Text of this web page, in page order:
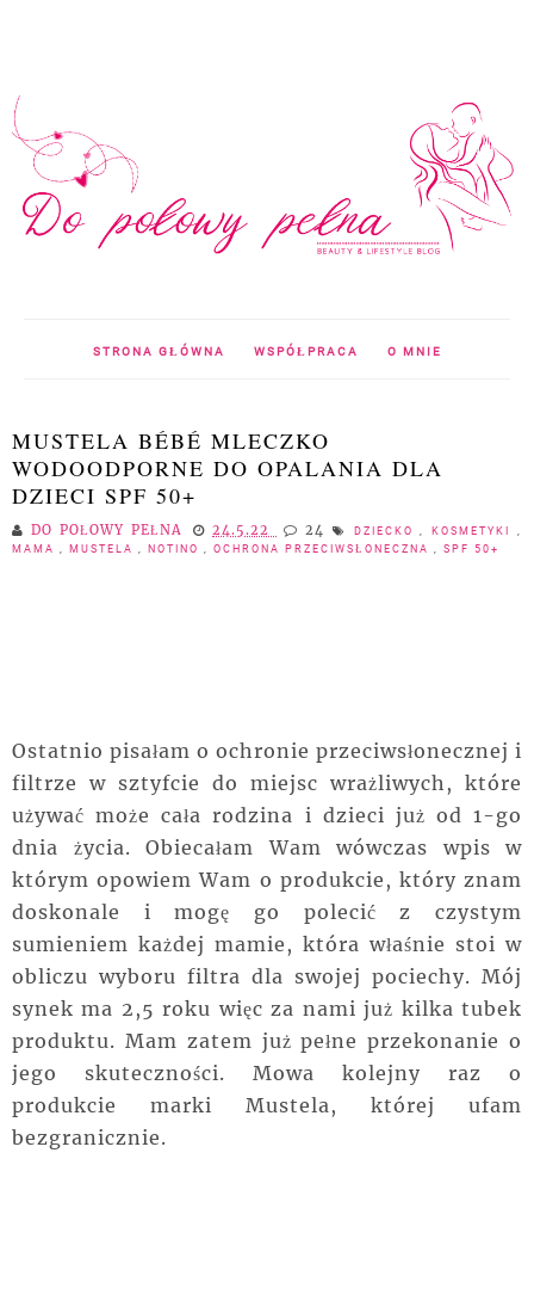
STRONA GŁÓWNA WSPÓŁPRACA O MNIE
MUSTELA BÉBÉ MLECZKO
WODOODPORNE DO OPALANIA DLA
DZIECI SPF 50+
DO POŁOWY PEŁNA 24.5.22 24 DZIECKO KOSMETYKI
MAMA
MUSTELA NOTINO OCHRONA PRZECIWSŁONECZNA SPF 50+
Ostatnio pisałam o ochronie przeciwsłonecznej i
filtrze w sztyfcie do miejsc wrażliwych, które
używać może cała rodzina i dzieci już od 1-go
dnia życia. Obiecałam Wam wówczas wpis w
którym opowiem Wam o produkcie, który znam
doskonale i mogę go polecić z czystym
sumieniem każdej mamie, która właśnie stoi w
obliczu wyboru filtra dla swojej pociechy. Mój
synek ma 2,5 roku więc za nami już kilka tubek
produktu. Mam zatem już pełne przekonanie o
jego skuteczności. Mowa kolejny raz o
produkcie marki Mustela, której ufam
bezgranicznie.